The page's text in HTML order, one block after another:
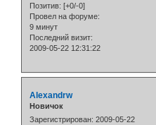
Позитив: [+0/-0]
Провел на форуме:
9 минут
Последний визит:
2009-05-22 12:31:22
Alexandrw
Новичок
Зарегистрирован: 2009-05-22